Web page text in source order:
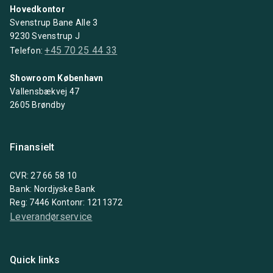
Hovedkontor
Svenstrup Bane Alle 3
9230 Svenstrup J
Telefon:+45 70 25 44 33
Showroom København
Vallensbækvej 47
2605 Brøndby
Finansielt
CVR: 27 66 58 10
Bank: Nordjyske Bank
Reg: 7446 Kontonr: 1211372
Leverandørservice
Quick links